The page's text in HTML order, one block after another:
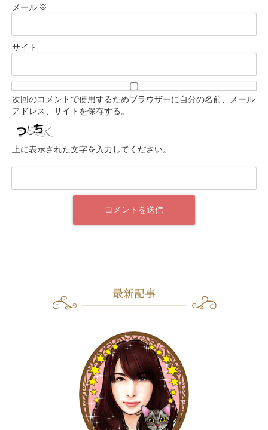
メール ※
サイト
次回のコメントで使用するためブラウザーに自分の名前、メール
アドレス、サイトを保存する。
上に表示された文字を入力してください。